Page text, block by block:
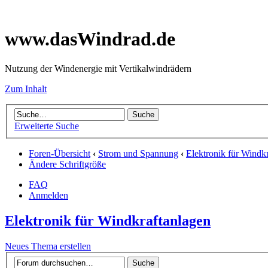
www.dasWindrad.de
Nutzung der Windenergie mit Vertikalwindrädern
Zum Inhalt
Erweiterte Suche
Foren-Übersicht ‹ Strom und Spannung ‹ Elektronik für
Ändere Schriftgröße
FAQ
Anmelden
Elektronik für Windkraftanlagen
Neues Thema erstellen